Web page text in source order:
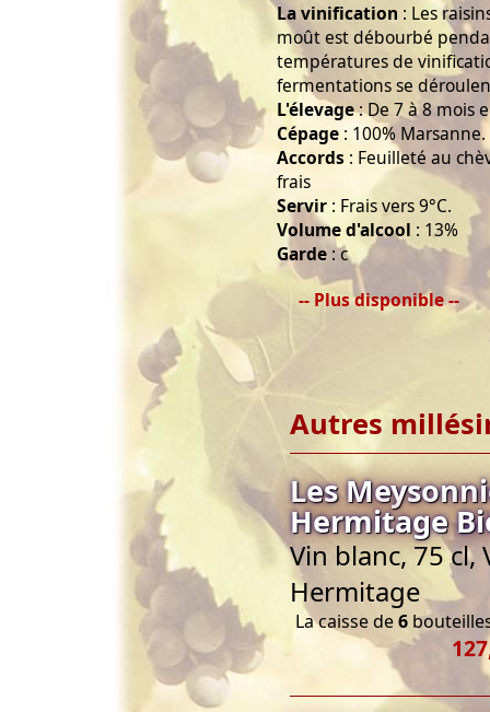
La vinification : Les
moût est débourbé
températures de
fermentations se
L'élevage: De 7 à 8 mois
Cépage : 100% Marsanne.
Accords : Feuilleté au
frais
Servir : Frais vers 9°C.
Volume d'alcool : 13%
Garde : c
-- Plus disponible --
Autres
Les
Hermitage
Vin blanc, 75 cl,
Hermitage
La caisse de6